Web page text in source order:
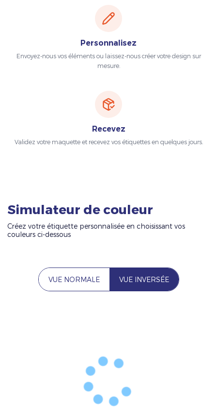
Personnalisez
Envoyez-nous vos éléments ou laissez-nous créer votre design sur
mesure.
Recevez
Validez votre maquette et recevez vos étiquettes en quelques jours.
Simulateur de couleur
Créez votre étiquette personnalisée en choisissant vos
couleurs ci-dessous
VUE NORMALE VUE INVERSÉE